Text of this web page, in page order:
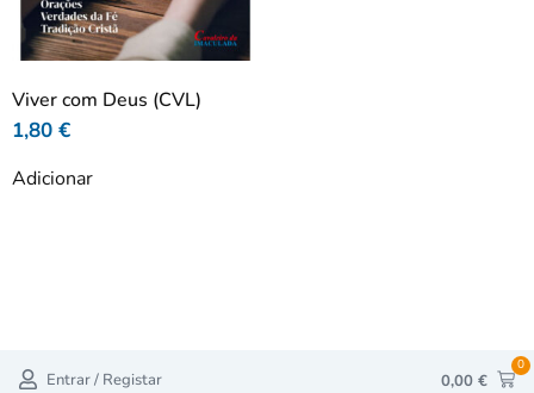
Viver com Deus (CVL)
1,80 €
Adicionar
Entrar / Registar 0,00 €
0